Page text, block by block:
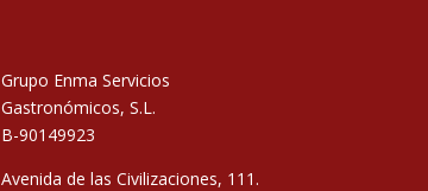
Grupo Enma Servicios
Gastronómicos, S.L.
B-90149923
Avenida de las Civilizaciones, 111.